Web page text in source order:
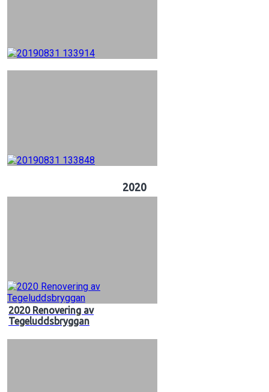
2020
2020 Renovering av
Tegeluddsbryggan